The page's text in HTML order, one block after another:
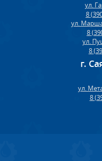
ул.
8
ул.
8
ул.
8
г.
ул.
8